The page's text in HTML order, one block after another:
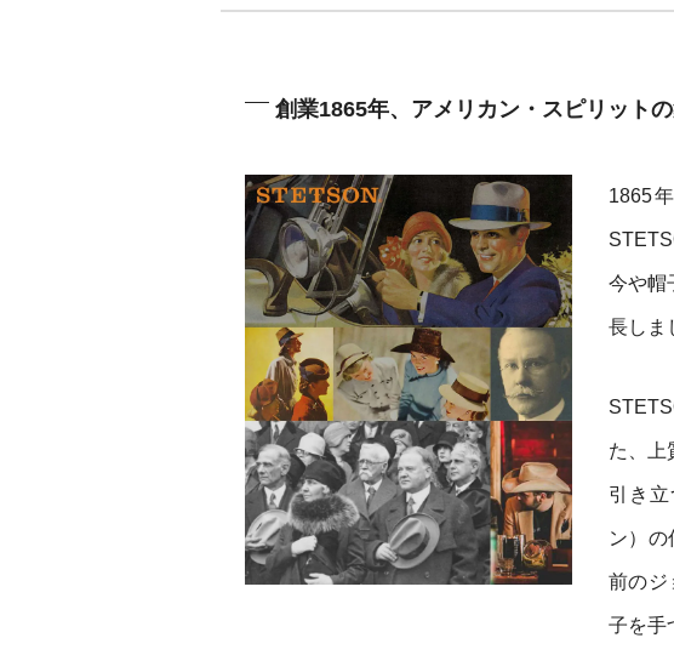
創業1865年、アメリカン・スピリット
1865
今や帽
長しま
た、上
引き
ン）
前のジ
子を手